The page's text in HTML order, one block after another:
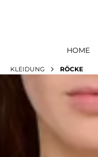
HOME
KLEIDUNG RÖCKE